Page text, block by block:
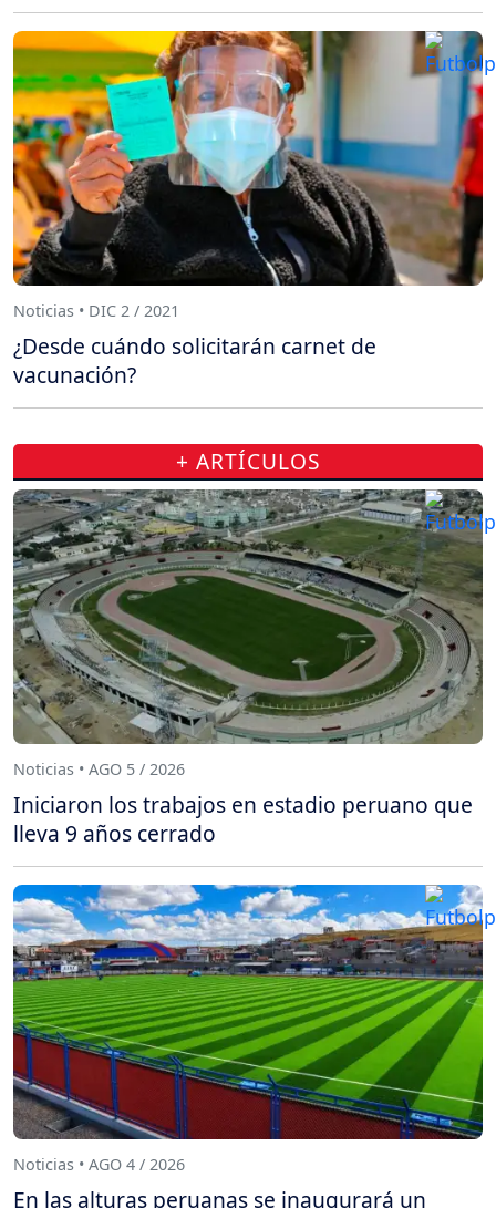
Noticias • DIC 2 / 2021
¿Desde cuándo solicitarán carnet de
vacunación?
+ ARTÍCULOS
Noticias • AGO 5 / 2026
Iniciaron los trabajos en estadio peruano que
lleva 9 años cerrado
Noticias • AGO 4 / 2026
En las alturas peruanas se inaugurará un